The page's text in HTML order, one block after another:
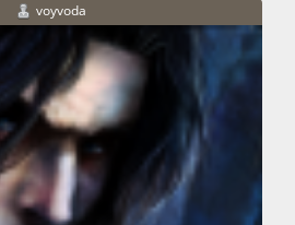
voyvoda